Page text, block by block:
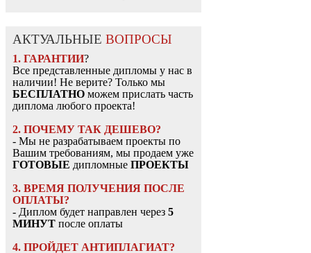
АКТУАЛЬНЫЕ ВОПРОСЫ
1. ГАРАНТИИ?
Все представленные дипломы у нас в
наличии! Не верите? Только мы
БЕСПЛАТНО можем прислать часть
диплома любого проекта!
2. ПОЧЕМУ ТАК ДЕШЕВО?
- Мы не разрабатываем проекты по
Вашим требованиям, мы продаем уже
ГОТОВЫЕ дипломные ПРОЕКТЫ
3. ВРЕМЯ ПОЛУЧЕНИЯ ПОСЛЕ
ОПЛАТЫ?
- Диплом будет направлен через 5
МИНУТ после оплаты
4. ПРОЙДЕТ АНТИПЛАГИАТ?